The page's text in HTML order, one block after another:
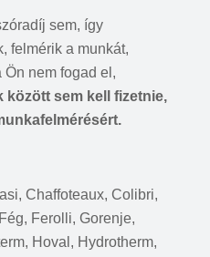
sem, így
felmérik a munkát,
nem fogad el,
sem kell fizetnie,
Chaffoteaux, Colibri,
Ferolli, Gorenje,
Hoval, Hydrotherm,